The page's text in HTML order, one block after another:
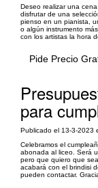
Deseo realizar una
disfrutar de una
pienso en un pianista,
o algún instrumento
con los artistas la hora
Pide Precio
para
Publicado el 13-3-2023
Celebramos el
abonada al liceo. Será
pero que quiero que
acabará con el brindisi
pueden contactar.